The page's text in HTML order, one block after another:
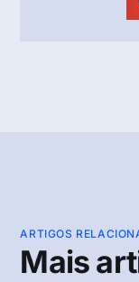
ARTIGOS
Mais